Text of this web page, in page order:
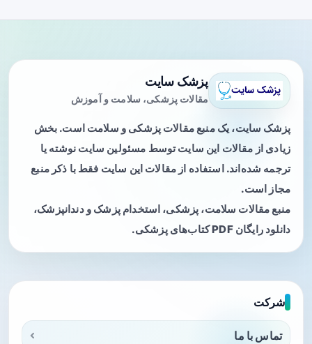
پزشک سایت
مقالات پزشکی، سلامت و آموزش
پزشک سایت، یک منبع مقالات پزشکی و سلامت است. بخش
زیادی از مقالات این سایت توسط مسئولین سایت نوشته یا
ترجمه شده‌اند. استفاده از مقالات این سایت فقط با ذکر منبع
مجاز است.
منبع مقالات سلامت، پزشکی، استخدام پزشک و دندانپزشک،
دانلود رایگان PDF کتاب‌های پزشکی.
شرکت
تماس با ما